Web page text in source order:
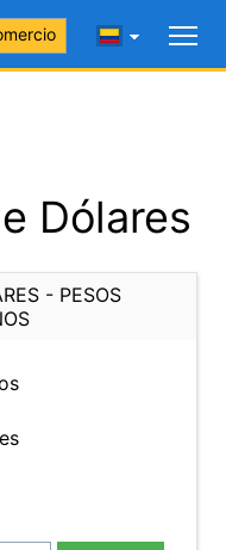
Dólares
- PESOS